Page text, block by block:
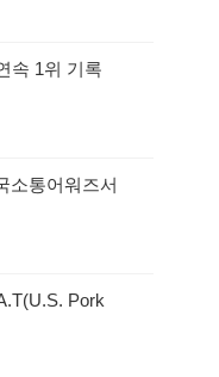
속 1위 기록
소통어워즈서
Pork